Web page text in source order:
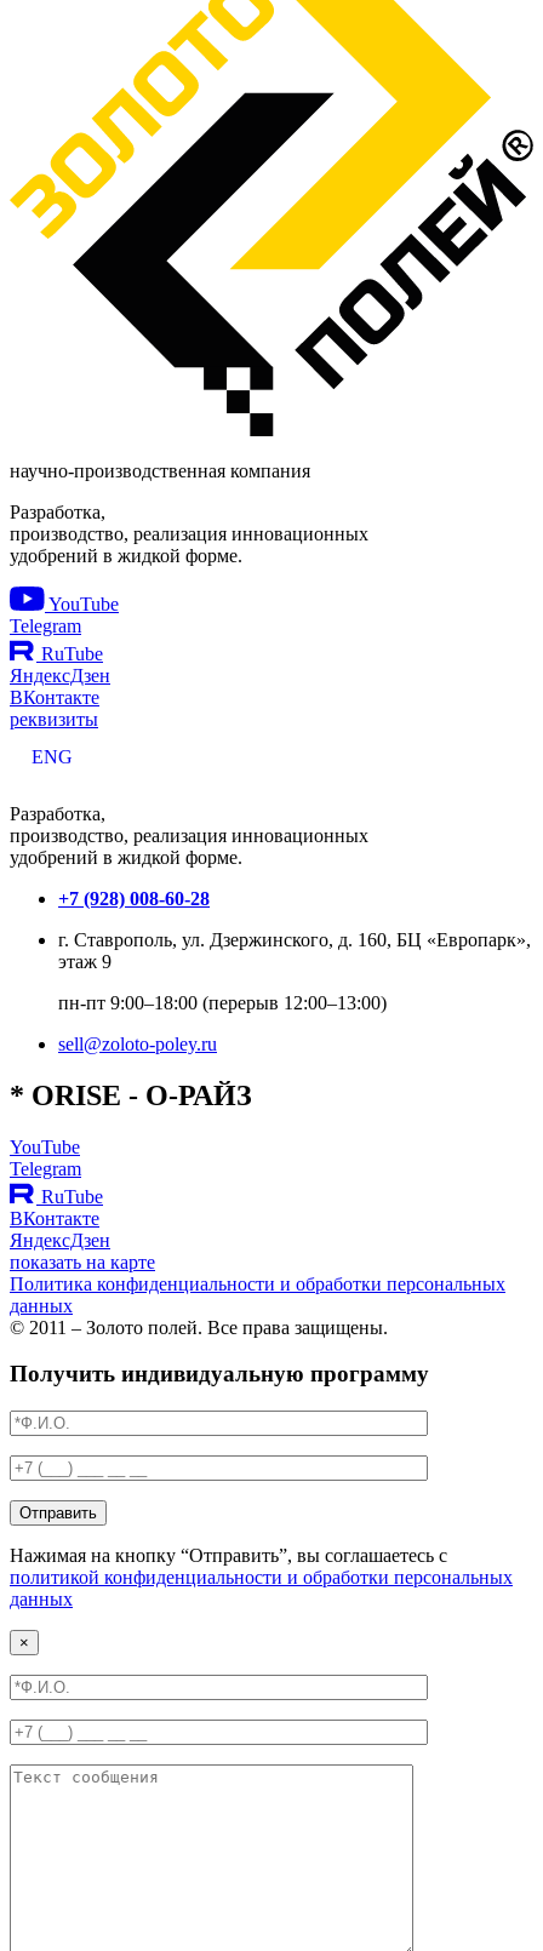
научно-производственная компания
Разработка,
производство, реализация инновационных
удобрений в жидкой форме.
YouTube
Telegram
RuTube
ЯндексДзен
ВКонтакте
реквизиты
ENG
Разработка,
производство, реализация инновационных
удобрений в жидкой форме.
+7 (928) 008-60-28
г. Ставрополь, ул. Дзержинского, д. 160, БЦ «Европарк»,
этаж 9
пн-пт 9:00–18:00 (перерыв 12:00–13:00)
sell@zoloto-poley.ru
* ORISE - О-РАЙЗ
YouTube
Telegram
RuTube
ВКонтакте
ЯндексДзен
показать на карте
Политика конфиденциальности и обработки персональных
данных
© 2011 – Золото полей. Все права защищены.
Получить индивидуальную программу
Отправить
Нажимая на кнопку “Отправить”, вы соглашаетесь с
политикой конфиденциальности и обработки персональных
данных
×